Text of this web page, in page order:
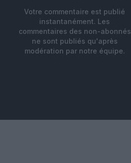
Votre commentaire est publié
instantanément. Les
commentaires des non-abonnés
ne sont publiés qu'après
modération par notre équipe.